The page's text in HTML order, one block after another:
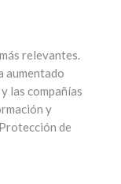
relevantes.
aumentado
las compañías
y
de